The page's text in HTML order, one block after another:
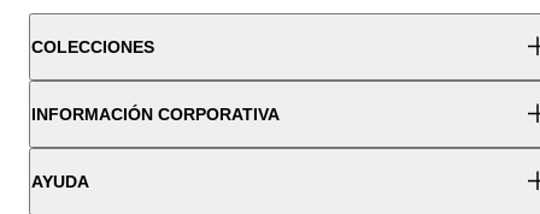
COLECCIONES
INFORMACIÓN CORPORATIVA
AYUDA